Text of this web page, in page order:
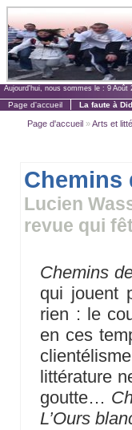
Aujourd'hui, nous sommes le : 9 Août
Page d'accueil La faute à
Page d'accueil »Arts et
Chemins
Lucien
revue qui
Chemins
qui jouent
rien : le
en ces
littérature
goutte…
L’Ours